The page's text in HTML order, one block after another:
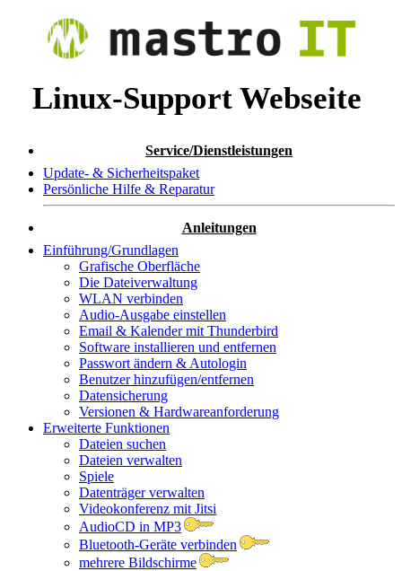
Linux-Support Webseite
Service/Dienstleistungen
Update- & Sicherheitspaket
Persönliche Hilfe & Reparatur
Anleitungen
Einführung/Grundlagen
Grafische Oberfläche
Die Dateiverwaltung
WLAN verbinden
Audio-Ausgabe einstellen
Email & Kalender mit Thunderbird
Software installieren und entfernen
Passwort ändern & Autologin
Benutzer hinzufügen/entfernen
Datensicherung
Versionen & Hardwareanforderung
Erweiterte Funktionen
Dateien suchen
Dateien verwalten
Spiele
Datenträger verwalten
Videokonferenz mit Jitsi
AudioCD in MP3
Bluetooth-Geräte verbinden
mehrere Bildschirme